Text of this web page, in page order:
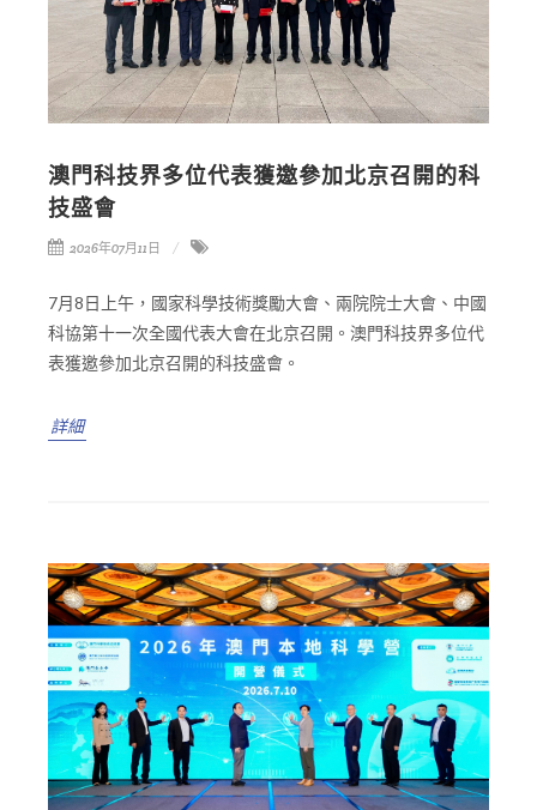
澳門科技界多位代表獲邀參加北京召開的科
技盛會
2026年07月11日
7月8日上午，國家科學技術獎勵大會、兩院院士大會、中國
科協第十一次全國代表大會在北京召開。澳門科技界多位代
表獲邀參加北京召開的科技盛會。
詳細